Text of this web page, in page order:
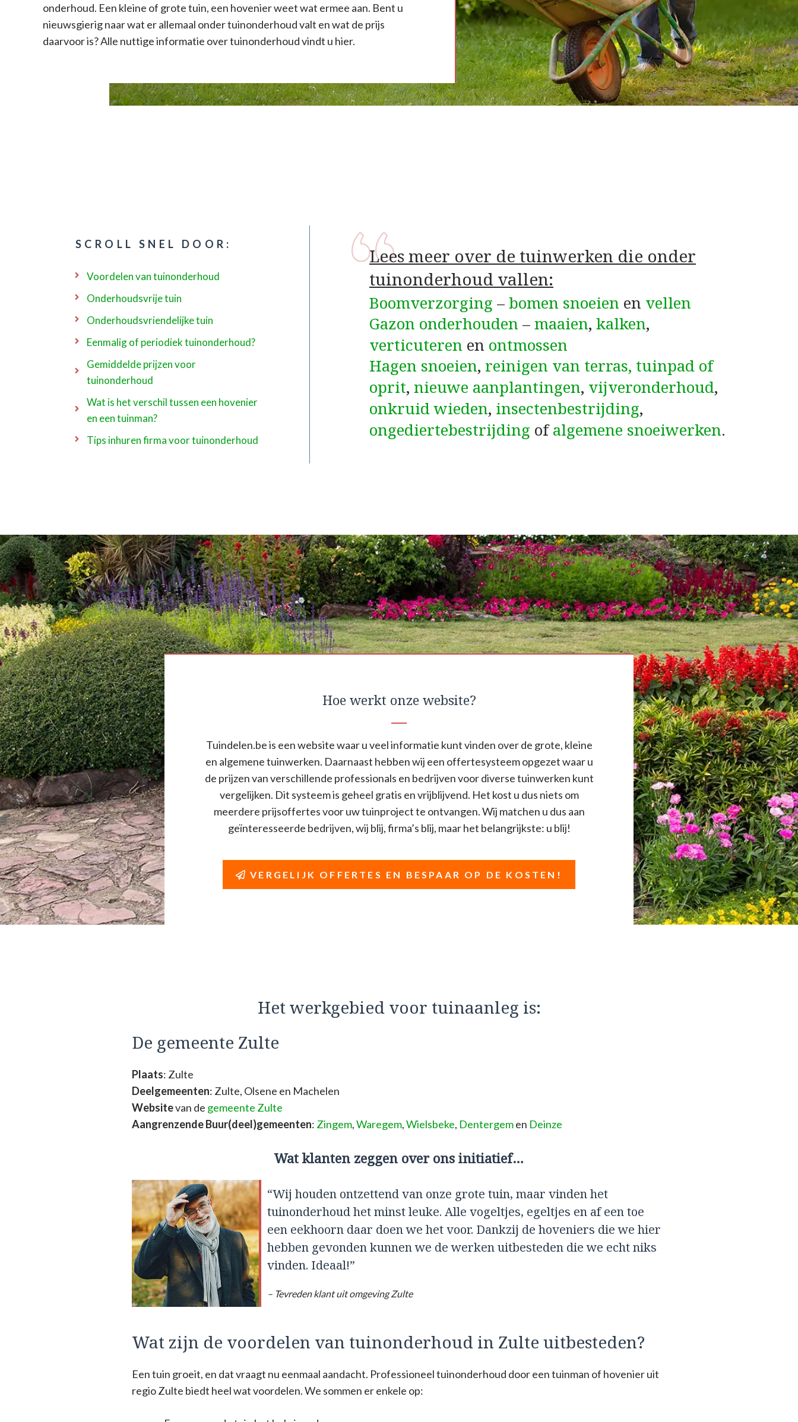
onderhoud. Een kleine of grote tuin, een hovenier weet wat ermee aan. Bent u
nieuwsgierig naar wat er allemaal onder tuinonderhoud valt en wat de prijs
daarvoor is? Alle nuttige informatie over tuinonderhoud vindt u hier.
SCROLL SNEL DOOR:
Voordelen van tuinonderhoud
Onderhoudsvrije tuin
Onderhoudsvriendelijke tuin
Eenmalig of periodiek tuinonderhoud?
Gemiddelde prijzen voor
tuinonderhoud
Wat is het verschil tussen een hovenier
en een tuinman?
Tips inhuren firma voor tuinonderhoud
Lees meer over de tuinwerken die onder
tuinonderhoud vallen:
Boomverzorging –bomen snoeien en vellen
Gazon onderhouden –maaien, kalken,
verticuteren en ontmossen
Hagen snoeien, reinigen van terras, tuinpad of
oprit, nieuwe aanplantingen, vijveronderhoud,
onkruid wieden, insectenbestrijding,
ongediertebestrijding ofalgemene snoeiwerken.
Hoe werkt onze website?
Tuindelen.be is een website waar u veel informatie kunt vinden over de grote, kleine
en algemene tuinwerken. Daarnaast hebben wij een offertesysteem opgezet waar u
de prijzen van verschillende professionals en bedrijven voor diverse tuinwerken kunt
vergelijken. Dit systeem is geheel gratis en vrijblijvend. Het kost u dus niets om
meerdere prijsoffertes voor uw tuinproject te ontvangen. Wij matchen u dus aan
geïnteresseerde bedrijven, wij blij, firma’s blij, maar het belangrijkste: u blij!
VERGELIJK OFFERTES EN BESPAAR OP DE KOSTEN!
Het werkgebied voor tuinaanleg is:
De gemeente Zulte
Plaats: Zulte
Deelgemeenten: Zulte, Olsene en Machelen
Websitevan de gemeente Zulte
Aangrenzende Buur(deel)gemeenten: Zingem,Waregem,Wielsbeke, Dentergemen Deinze
Wat klanten zeggen over ons initiatief…
“Wij houden ontzettend van onze grote tuin, maar vinden het
tuinonderhoud het minst leuke. Alle vogeltjes, egeltjes en af een toe
een eekhoorn daar doen we het voor. Dankzij de hoveniers die we hier
hebben gevonden kunnen we de werken uitbesteden die we echt niks
vinden. Ideaal!”
– Tevreden klant uit omgeving Zulte
Wat zijn de voordelen van tuinonderhoud in Zulte uitbesteden?
Een tuin groeit, en dat vraagt nu eenmaal aandacht. Professioneel tuinonderhoud door een tuinman of hovenier uit
regio Zulte biedt heel wat voordelen. We sommen er enkele op: